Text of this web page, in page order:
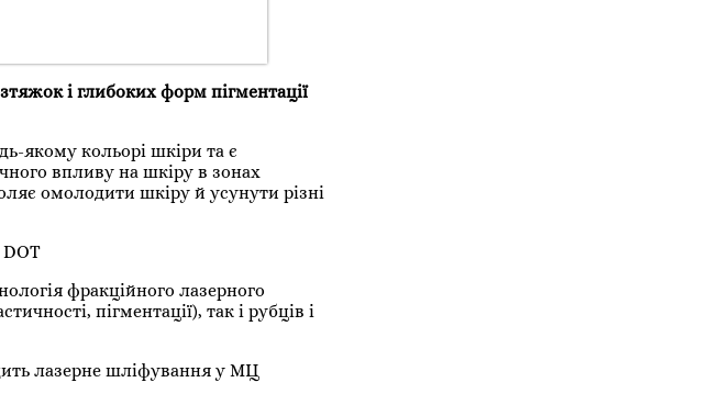
і глибоких форм пігментації
якому кольорі шкіри та є
впливу на шкіру в зонах
омолодити шкіру й усунути різні
фракційного лазерного
пігментації), так і рубців і
лазерне шліфування у МЦ